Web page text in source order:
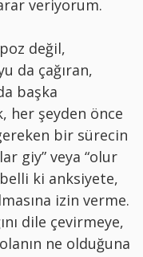
veriyorum.
değil,
da çağıran,
başka
her şeyden önce
bir sürecin
giy” veya “olur
ki anksiyete,
izin verme.
dile çevirmeye,
ne olduğuna